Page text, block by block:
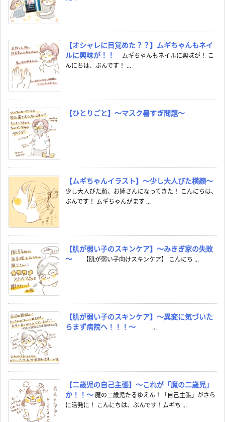
【オシャレに目覚めた？？】ムギちゃんもネイ
ルに興味が！！
ムギちゃんもネイルに興味が！ こ
んにちは、ぶんです！ ...
【ひとりごと】～マスク暑すぎ問題～
【ムギちゃんイラスト】～少し大人びた横顔～
少し大人びた顔、お姉さんになってきた！ こんにちは、
ぶんです！ ムギちゃんがます ...
【肌が弱い子のスキンケア】～みきぎ家の失敗
～
【肌が弱い子向けスキンケア】 こんにち ...
【肌が弱い子のスキンケア】～異変に気づいた
らまず病院へ！！！～
...
【二歳児の自己主張】～これが「魔の二歳児」
か！！～ 魔の二歳児たるゆえん！「自己主張」がさら
に活発に！ こんにちは、ぶんです！ムギち ...